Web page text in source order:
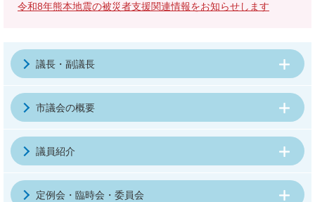
令和8年熊本地震の被災者支援関連情報をお知らせします
議長・副議長
市議会の概要
議員紹介
定例会・臨時会・委員会